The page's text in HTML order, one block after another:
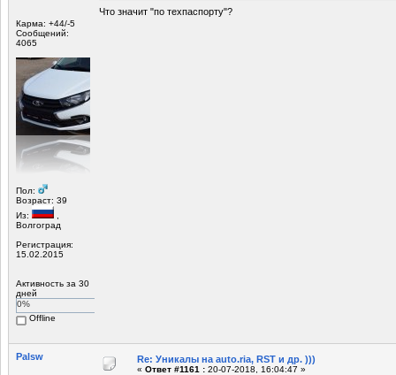
Карма: +44/-5
Сообщений:
4065
Пол:
Возраст: 39
Из:
Волгоград
Регистрация:
15.02.2015
Активность за 30
дней
0%
Offline
Что значит "по техпаспорту"?
Palsw Re: Уникалы на auto.ria, RST и др. )))
« Ответ #1161 : 20-07-2018, 16:04:47 »